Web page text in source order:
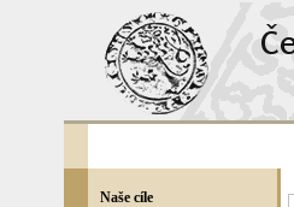
Naše cíle